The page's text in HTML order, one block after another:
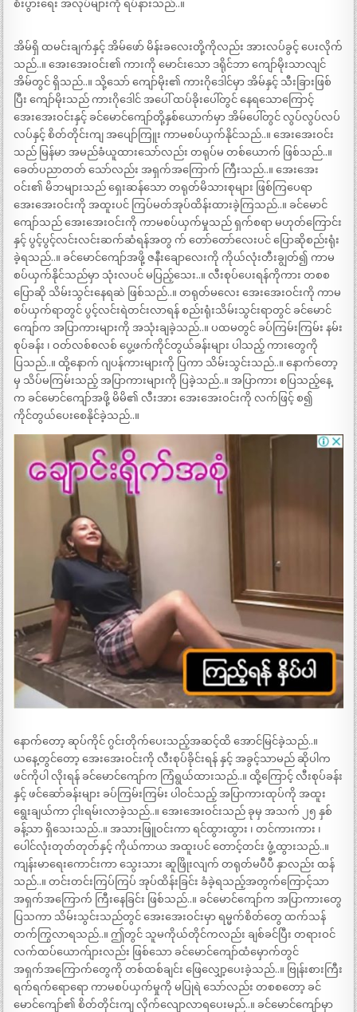
စီးပွားရေး အလုပ်များကို ရပ်နားသည်..။
အိမ်ရှိ ထမင်းချက်နှင့် အိမ်ဖော် မိန်းခလေးတို့ကိုလည်း အားလပ်ခွင့် ပေးလိုက်
သည်..။ အေးအေးဝင်း၏ ကားကို မောင်းသော ဒရိုင်ဘာ ကျော်မိုးသာလျင်
အိမ်တွင် ရှိသည်..။ သို့သော် ကျော်မိုး၏ ကားဂိုဒေါင်မှာ အိမ်နှင့် သီးခြားဖြစ်
ပြီး ကျော်မိုးသည် ကားဂိုဒေါင် အပေါ် ထပ်ခိုးပေါ်တွင် နေရသောကြောင့်
အေးအေးဝင်းနှင့် ခင်မောင်ကျော်တို့နှစ်ယောက်မှာ အိမ်ပေါ်တွင် လွပ်လွပ်လပ်
လပ်နှင့် စိတ်တိုင်းကျ အပျော်ကြူး ကာမစပ်ယှက်နိုင်သည်..။ အေးအေးဝင်း
သည် မြန်မာ အမည်ခံယူထားသော်လည်း တရုပ်မ တစ်ယောက် ဖြစ်သည်..။
ခေတ်ပညာတတ် သော်လည်း အရှက်အကြောက် ကြီးသည်..။ အေးအေး
ဝင်း၏ မိဘများသည် ရှေးဆန်သော တရုတ်မိသားစုများ ဖြစ်ကြပေရာ
အေးအေးဝင်းကို အထူးပင် ကြပ်မတ်အုပ်ထိန်းထားခဲ့ကြသည်..။ ခင်မောင်
ကျော်သည် အေးအေးဝင်းကို ကာမစပ်ယှက်မှုသည် ရှက်စရာ မဟုတ်ကြောင်း
နှင့် ပွင့်ပွင့်လင်းလင်းဆက်ဆံရန်အတွ က် တော်တော်လေးပင် ပြောဆိုစည်းရုံး
ခဲ့ရသည်..။ ခင်မောင်ကျော်အဖို့ ဇနီးချောလေးကို ကိုယ်လုံးတီးချွတ်၍ ကာမ
စပ်ယှက်နိုင်သည်မှာ သုံးလပင် မပြည့်သေး..။ လီးစုပ်ပေးရန်ကိုကား တစစ
ပြောဆို သိမ်းသွင်းနေရဆဲ ဖြစ်သည်..။ တရုတ်မလေး အေးအေးဝင်းကို ကာမ
စပ်ယှက်ရာတွင် ပွင့်လင်းရဲတင်းလာရန် စည်းရုံးသိမ်းသွင်းရာတွင် ခင်မောင်
ကျော်က အပြာကားများကို အသုံးချခဲ့သည်..။ ပထမတွင် ခပ်ကြမ်းကြမ်း နမ်း
စုပ်ခန်း ၊ ဝတ်လစ်စလစ် ပွေ့ဖက်ကိုင်တွယ်ခန်းများ ပါသည့် ကားတွေကို
ပြသည်..။ ထို့နောက် ဂျပန်ကားများကို ပြကာ သိမ်းသွင်းသည်..။ နောက်တော့
မှ သိပ်မကြမ်းသည့် အပြာကားများကို ပြခဲ့သည်..။ အပြာကား စပြသည့်နေ့
က ခင်မောင်ကျော်အဖို့ မိမိ၏ လီးအား အေးအေးဝင်းကို လက်ဖြင့် စ၍
ကိုင်တွယ်ပေးစေနိုင်ခဲ့သည်..။
နောက်တော့ ဆုပ်ကိုင် ဂွင်းတိုက်ပေးသည့်အဆင့်ထိ အောင်မြင်ခဲ့သည်..။
ယနေ့တွင်တော့ အေးအေးဝင်းကို လီးစုပ်ခိုင်းရန် နှင့် အခွင့်သာမည် ဆိုပါက
ဖင်ကိုပါ လိုးရန် ခင်မောင်ကျော်က ကြံရွယ်ထားသည်..။ ထို့ကြောင့် လီးစုပ်ခန်း
နှင့် ဖင်ဆော်ခန်းများ ခပ်ကြမ်းကြမ်း ပါဝင်သည့် အပြာကားထုပ်ကို အထူး
ရွေးချယ်ကာ ငှါးရမ်းလာခဲ့သည်..။ အေးအေးဝင်းသည် ခုမှ အသက် ၂၅ နှစ်
ခန့်သာ ရှိသေးသည်..။ အသားဖြူဝင်းကာ ရင်ထွားထွား ၊ တင်ကားကား ၊
ပေါင်လုံးတုတ်တုတ်နှင့် ကိုယ်ကာယ အထူးပင် တောင့်တင်း ဖွံ့ထွားသည်..။
ကျန်းမာရေးကောင်းကာ သွေးသား ဆူဖြိုးလျက် တရုတ်မပီပီ နှာလည်း ထန်
သည်..။ တင်းတင်းကြပ်ကြပ် အုပ်ထိန်းခြင်း ခံခဲ့ရသည့်အတွက်ကြောင့်သာ
အရှက်အကြောက် ကြီးနေခြင်း ဖြစ်သည်..။ ခင်မောင်ကျော်က အပြာကားတွေ
ပြသကာ သိမ်းသွင်းသည်တွင် အေးအေးဝင်းမှာ ရမ္မက်စိတ်တွေ ထက်သန်
တက်ကြွလာရသည်..။ ဤတွင် သူမကိုယ်တိုင်ကလည်း ချစ်ခင်ပြီး တရားဝင်
လက်ထပ်ယောက်ျားလည်း ဖြစ်သော ခင်မောင်ကျော်ထံမှောက်တွင်
အရှက်အကြောက်တွေကို တစ်ထစ်ချင်း ဖြေလျှော့ပေးခဲ့သည်..။ ဗြုန်းစားကြီး
ရက်ရက်ရောရော ကာမစပ်ယှက်မှုကို မပြုရဲ သော်လည်း တစစတော့ ခင်
မောင်ကျော်၏ စိတ်တိုင်းကျ လိုက်လျောလာရပေးမည်..။ ခင်မောင်ကျော်မှာ